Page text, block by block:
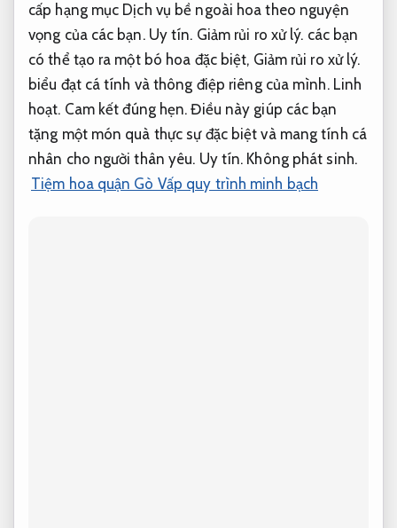
cấp hạng mục Dịch vụ bề ngoài hoa theo nguyện
vọng của các bạn. Uy tín. Giảm rủi ro xử lý. các bạn
có thể tạo ra một bó hoa đặc biệt, Giảm rủi ro xử lý.
biểu đạt cá tính và thông điệp riêng của mình. Linh
hoạt. Cam kết đúng hẹn. Điều này giúp các bạn
tặng một món quà thực sự đặc biệt và mang tính cá
nhân cho người thân yêu. Uy tín. Không phát sinh.
Tiệm hoa quận Gò Vấp quy trình minh bạch